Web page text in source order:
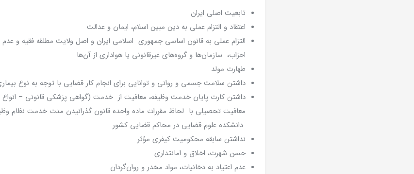
تابعیت اصلی ایران
اعتقاد و التزام عملی به دین مبین اسلام، ایمان و عدالت
التزام عملی به قانون اساسی جمهوری اسلامی ایران و اصل ولایت مطلقه فقیه و
احزاب، سازمان‌ها و گروه‌های غیرقانونی یا هواداری از آن‌ها
طهارت مولد
داشتن سلامت جسمی و روانی و توانایی برای انجام کار قضایی با توجه به نوع
داشتن کارت پایان خدمت وظیفه، معافیت از خدمت (گواهی پزشکی قانونی –
معافیت تحصیلی با لحاظ مقررات ماده واحده قانون گذرانیدن مدت خدمت نظام
دانشکده علوم قضایی در محاکم قضایی کشور
نداشتن سابقه محکومیت کیفری مؤثر
حسن شهرت، اخلاق و امانتداری
عدم اعتیاد به دخانیات، مواد مخدر و روان‌گردان